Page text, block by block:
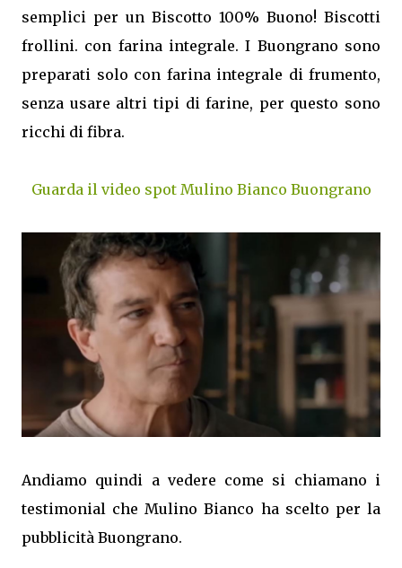
semplici per un Biscotto 100% Buono! Biscotti
frollini. con farina integrale. I Buongrano sono
preparati solo con farina integrale di frumento,
senza usare altri tipi di farine, per questo sono
ricchi di fibra.
Guarda il video spot Mulino Bianco Buongrano
Andiamo quindi a vedere come si chiamano i
testimonial che Mulino Bianco ha scelto per la
pubblicità Buongrano.